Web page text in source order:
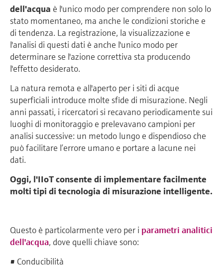
dell'acqua è l'unico modo per comprendere non solo lo
stato momentaneo, ma anche le condizioni storiche e
di tendenza. La registrazione, la visualizzazione e
l'analisi di questi dati è anche l'unico modo per
determinare se l'azione correttiva sta producendo
l'effetto desiderato.
La natura remota e all'aperto per i siti di acque
superficiali introduce molte sfide di misurazione. Negli
anni passati, i ricercatori si recavano periodicamente sui
luoghi di monitoraggio e prelevavano campioni per
analisi successive: un metodo lungo e dispendioso che
può facilitare l’errore umano e portare a lacune nei
dati.
Oggi, l'IIoT consente di implementare facilmente
molti tipi di tecnologia di misurazione intelligente.
Questo è particolarmente vero per i parametri analitici
dell'acqua, dove quelli chiave sono:
• Conducibilità